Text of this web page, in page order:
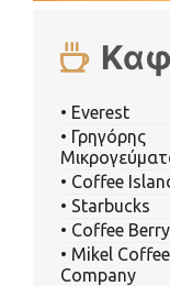
• Everest
• Γρηγόρης
• Coffee
• Starbucks
• Coffee Berry
• Mikel Coffee
Company